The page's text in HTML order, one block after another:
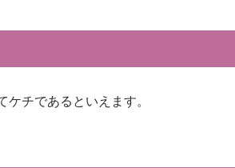
チであるといえます。